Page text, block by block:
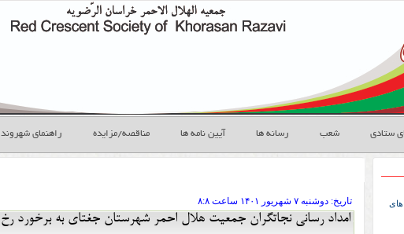
ستادی شعب رسانه ها آیین نامه ها مناقصه/مزایده راهنمای
تاريخ: ۱۴۰۱ دوشنبه ۷ شهريور ساعت ۸:۸
امداد رسانی نجاتگران جمعیت هلال احمر شهرستان جغتای به برخورد